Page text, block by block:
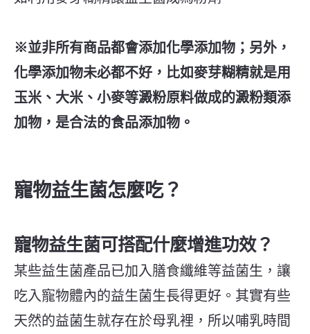
※並非所有商品都會添加化學添加物；另外，
化學添加物未必都不好，比如麥芽糊精就是用
玉米、大米、小麥等澱粉原料做成的澱粉類添
加物，是合法的食品添加物。
寵物益生菌怎麼吃？
寵物益生菌可搭配什麼增進功效？
某些益生菌產品已加入膳食纖維等益菌生，讓
吃入寵物體內的益生菌生長得更好。其實有些
天然的益菌生就存在於母乳裡，所以哺乳時間